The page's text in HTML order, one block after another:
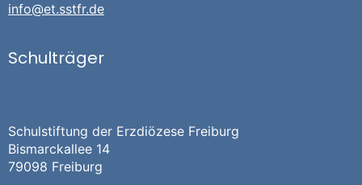
info@et.sstfr.de
Schulträger
Schulstiftung der Erzdiözese Freiburg
Bismarckallee 14
79098 Freiburg